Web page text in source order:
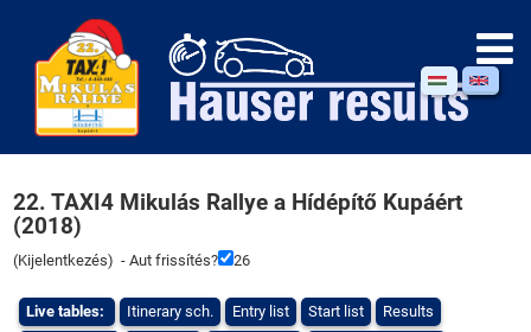
22. TAXI4 Mikulás Rallye a Hídépítő Kupáért
(2018)
(Kijelentkezés) - Aut frissítés? 26
Live tables: Itinerary sch. Entry list Start list
Results